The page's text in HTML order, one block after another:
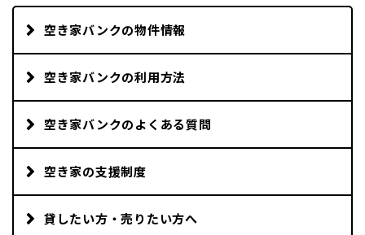
空き家バンクの物件情報
空き家バンクの利用方法
空き家バンクのよくある質問
空き家の支援制度
貸したい方・売りたい方へ